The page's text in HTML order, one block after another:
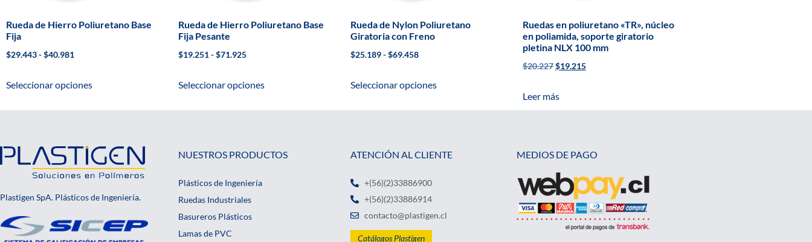
Rueda de Hierro Poliuretano Base
Fija
$29.443-$40.981
Seleccionar opciones
Rueda de Hierro Poliuretano Base
Fija Pesante
$19.251-$71.925
Seleccionar opciones
Rueda de Nylon Poliuretano
Giratoria con Freno
$25.189-$69.458
Seleccionar opciones
Ruedas en poliuretano «TR», núcleo
en poliamida, soporte giratorio
pletina NLX 100 mm
$20.227$19.215
Leer más
Plastigen SpA. Plásticos de Ingeniería.
NUESTROS PRODUCTOS
Plásticos de Ingeniería
Ruedas Industriales
Basureros Plásticos
Lamas de PVC
ATENCIÓN AL CLIENTE
+(56)(2)33886900
+(56)(2)33886914
contacto@plastigen.cl
Catálogos Plastigen
MEDIOS DE PAGO